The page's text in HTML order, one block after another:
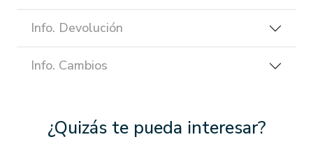
Info. Devolución
Info. Cambios
¿Quizás te pueda interesar?